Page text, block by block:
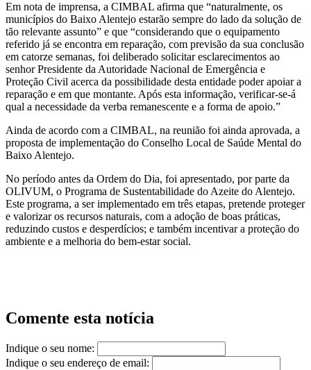
Em nota de imprensa, a CIMBAL afirma que “naturalmente, os
municípios do Baixo Alentejo estarão sempre do lado da solução de
tão relevante assunto” e que “considerando que o equipamento
referido já se encontra em reparação, com previsão da sua conclusão
em catorze semanas, foi deliberado solicitar esclarecimentos ao
senhor Presidente da Autoridade Nacional de Emergência e
Proteção Civil acerca da possibilidade desta entidade poder apoiar a
reparação e em que montante. Após esta informação, verificar-se-á
qual a necessidade da verba remanescente e a forma de apoio.”
Ainda de acordo com a CIMBAL, na reunião foi ainda aprovada, a
proposta de implementação do Conselho Local de Saúde Mental do
Baixo Alentejo.
No período antes da Ordem do Dia, foi apresentado, por parte da
OLIVUM, o Programa de Sustentabilidade do Azeite do Alentejo.
Este programa, a ser implementado em três etapas, pretende proteger
e valorizar os recursos naturais, com a adoção de boas práticas,
reduzindo custos e desperdícios; e também incentivar a proteção do
ambiente e a melhoria do bem-estar social.
Comente esta notícia
Indique o seu nome:
Indique o seu endereço de email: